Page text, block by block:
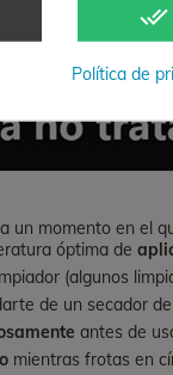
un momento en el
óptima de
(algunos
de un secador
antes de
mientras frotas en
done_all
Política de